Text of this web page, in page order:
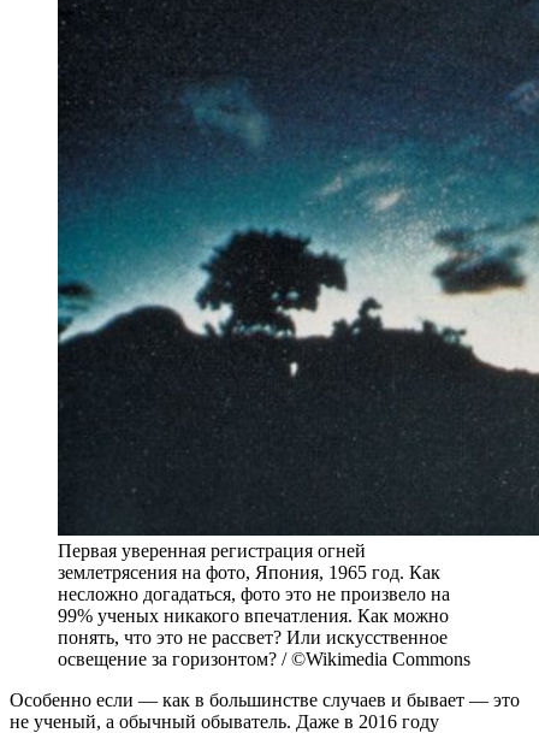
Первая уверенная регистрация огней
землетрясения на фото, Япония, 1965 год. Как
несложно догадаться, фото это не произвело на
99% ученых никакого впечатления. Как можно
понять, что это не рассвет? Или искусственное
освещение за горизонтом? / ©Wikimedia Commons
Особенно если — как в большинстве случаев и бывает — это
не ученый, а обычный обыватель. Даже в 2016 году